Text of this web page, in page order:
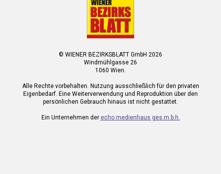
© WIENER BEZIRKSBLATT GmbH 2026
Windmühlgasse 26
1060 Wien.
Alle Rechte vorbehalten. Nutzung ausschließlich für den privaten
Eigenbedarf. Eine Weiterverwendung und Reproduktion über den
persönlichen Gebrauch hinaus ist nicht gestattet.
Ein Unternehmen der echo medienhaus ges.m.b.h.